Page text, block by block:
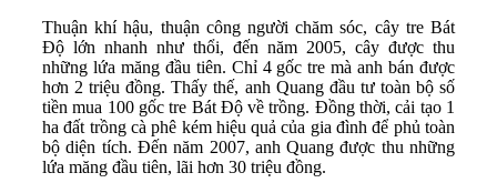
Thuận khí hậu, thuận công người chăm sóc, cây tre Bát
Độ lớn nhanh như thổi, đến năm 2005, cây được thu
những lứa măng đầu tiên. Chỉ 4 gốc tre mà anh bán được
hơn 2 triệu đồng. Thấy thế, anh Quang đầu tư toàn bộ số
tiền mua 100 gốc tre Bát Độ về trồng. Đồng thời, cải tạo 1
ha đất trồng cà phê kém hiệu quả của gia đình để phủ toàn
bộ diện tích. Đến năm 2007, anh Quang được thu những
lứa măng đầu tiên, lãi hơn 30 triệu đồng.